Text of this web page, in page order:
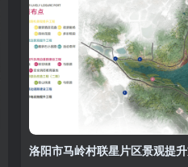
洛阳市马岭村联星片区景观提